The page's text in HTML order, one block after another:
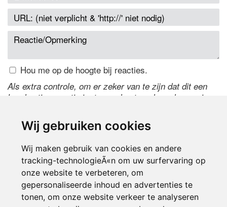
Wij gebruiken cookies
Wij maken gebruik van cookies en andere
tracking-technologieÃ«n om uw surfervaring op
onze website te verbeteren, om
gepersonaliseerde inhoud en advertenties te
tonen, om onze website verkeer te analyseren
Hou me op de hoogte bij reacties.
Als extra controle, om er zeker van te zijn dat dit een
handmatige reactie is, typ onderstaande code over in
de code te wijzigen.